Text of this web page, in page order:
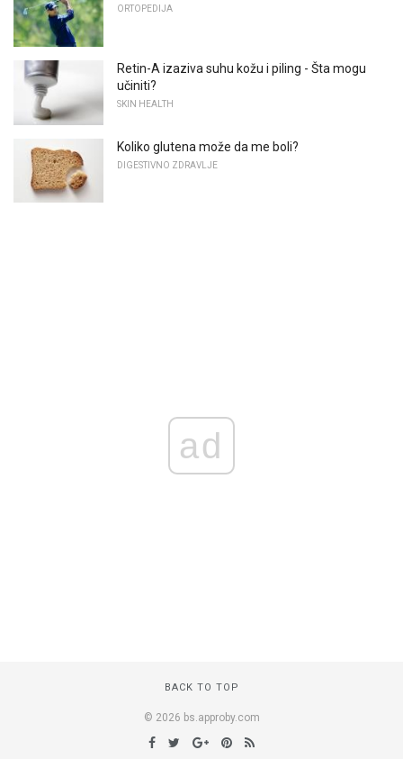
ORTOPEDIJA
Retin-A izaziva suhu kožu i piling - Šta mogu
učiniti?
SKIN HEALTH
Koliko glutena može da me boli?
DIGESTIVNO ZDRAVLJE
ad
BACK TO TOP
© 2026 bs.approby.com